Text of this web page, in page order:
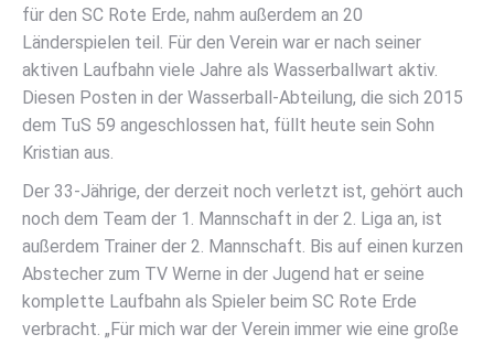
für den SC Rote Erde, nahm außerdem an 20
Länderspielen teil. Für den Verein war er nach seiner
aktiven Laufbahn viele Jahre als Wasserballwart aktiv.
Diesen Posten in der Wasserball-Abteilung, die sich 2015
dem TuS 59 angeschlossen hat, füllt heute sein Sohn
Kristian aus.
Der 33-Jährige, der derzeit noch verletzt ist, gehört auch
noch dem Team der 1. Mannschaft in der 2. Liga an, ist
außerdem Trainer der 2. Mannschaft. Bis auf einen kurzen
Abstecher zum TV Werne in der Jugend hat er seine
komplette Laufbahn als Spieler beim SC Rote Erde
verbracht. „Für mich war der Verein immer wie eine große